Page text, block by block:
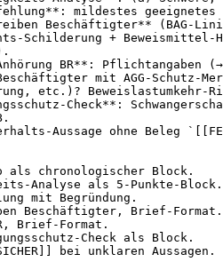
mildestes
Beschäftigter** (BAG-
Schilderung + Beweismittel-
BR**: Pflichtangaben (→
mit AGG-Schutz-
etc.)? Beweislastumkehr-
Check**:
Aussage ohne Beleg
als chronologischer Block.
Analyse als 5-Punkte-Block.
mit Begründung.
Beschäftigter, Brief-Format.
Brief-Format.
Check als Block.
bei unklaren Aussagen.